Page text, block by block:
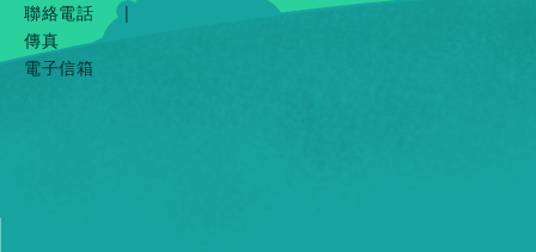
聯絡電話
|
傳真
電子信箱